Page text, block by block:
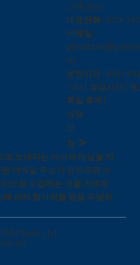
보내지는 타사의 메일을 차
이메일 주소가 전자우편 수
으로 수집하는 것을 거부하
의해 형사처벌 됨을 유념하
​고객 센터
대표전화 : 070-
이메일 :
m
운영시간 : 9시~18
~13시 점심시간 /
휴일 휴무)
상담
신
청 >
Tech.,Ltd.